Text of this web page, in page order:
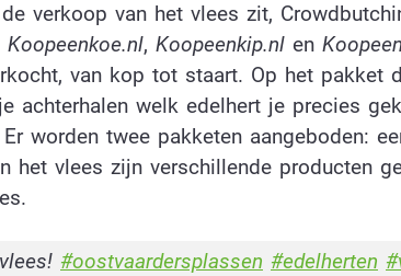
verkoop van het vlees zit,
Koopeenkoe.nl, Koopeenkip.nl en K
van kop tot staart. Op het pakket
achterhalen welk edelhert je precies
worden twee pakketen aangeboden:
het vlees zijn verschillende producten
#oostvaardersplassen #edelherten